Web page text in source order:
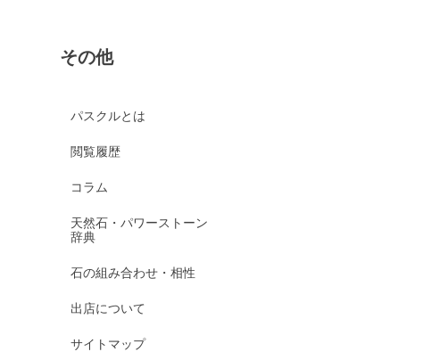
その他
パスクルとは
閲覧履歴
コラム
天然石・パワーストーン
辞典
石の組み合わせ・相性
出店について
サイトマップ